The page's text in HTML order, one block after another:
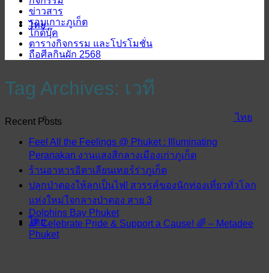
ไทย
ไทย
ไทย
ข่าวสาร
รอบเกาะภูเก็ต
ไกด์บุ๊ค
ตารางกิจกรรม และโปรโมชั่น
ถือศีลกินผัก 2568
Tag Archives: เวที
Recent Posts
Feel All the Feelings @ Phuket : Illuminating
Peranakan งานแสงสีกลางเมืองเก่าภูเก็ต
ร้านอาหารอิตาเลียนเทอร์ร่าภูเก็ต
ปลุกป่าตองให้ลุกเป็นไฟ! สวรรค์ของนักท่องเที่ยวทั่วโลก
แห่งใหม่ใจกลางป่าตอง สาย 3
Dolphins Bay Phuket
🌈 Celebrate Pride & Support a Cause! 🌈 – Metadee
Phuket